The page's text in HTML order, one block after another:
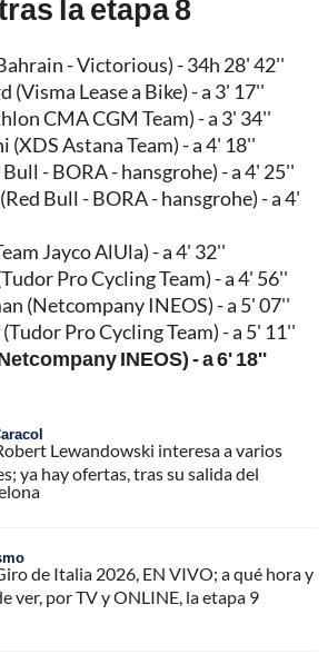
la etapa 8
- Victorious) - 34h 28' 42''
(Visma Lease a Bike) - a 3' 17''
CMA CGM Team) - a 3' 34''
(XDS Astana Team) - a 4' 18''
- BORA - hansgrohe) - a 4' 25''
Bull - BORA - hansgrohe) - a 4'
Jayco AlUla) - a 4' 32''
Pro Cycling Team) - a 4' 56''
(Netcompany INEOS) - a 5' 07''
Pro Cycling Team) - a 5' 11''
INEOS) - a 6' 18''
Lewandowski interesa a varios
ya hay ofertas, tras su salida del
de Italia 2026, EN VIVO; a qué hora y
ver, por TV y ONLINE, la etapa 9